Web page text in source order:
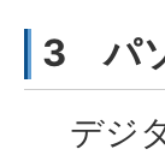
3 パ
デジ